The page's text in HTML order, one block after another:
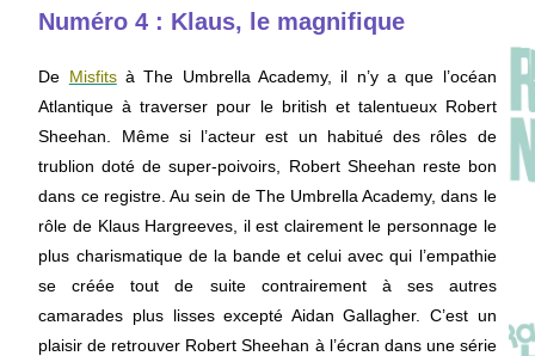
Numéro 4 : Klaus, le magnifique
De Misfitsà The Umbrella Academy, il n’y a que l’océan
Atlantique à traverser pour le british et talentueux Robert
Sheehan. Même si l’acteur est un habitué des rôles de
trublion doté de super-poivoirs, Robert Sheehan reste bon
dans ce registre. Au sein de The Umbrella Academy, dans le
rôle de Klaus Hargreeves, il est clairement le personnage le
plus charismatique de la bande et celui avec qui l’empathie
se créée tout de suite contrairement à ses autres
camarades plus lisses excepté Aidan Gallagher. C’est un
plaisir de retrouver Robert Sheehan à l’écran dans une série